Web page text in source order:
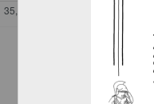
35,201 - 34,593 de 34,593